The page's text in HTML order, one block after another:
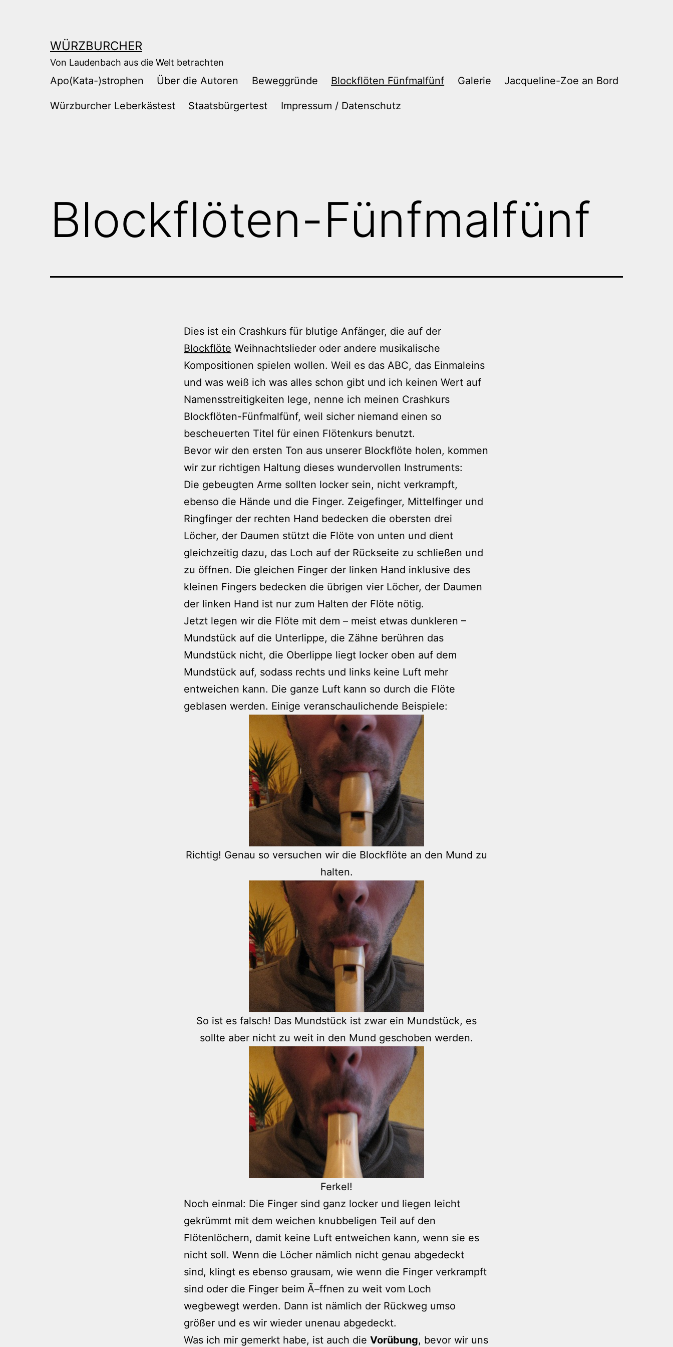
WÜRZBURCHER
Von Laudenbach aus die Welt betrachten
Apo(Kata-)strophen Über die Autoren Beweggründe Blockflöten Fünfmalfünf Galerie Jacqueline-Zoe an Bord
Würzburcher Leberkästest Staatsbürgertest Impressum / Datenschutz
Blockflöten-Fünfmalfünf
Dies ist ein Crashkurs für blutige Anfänger, die auf der
Blockflöte Weihnachtslieder oder andere musikalische
Kompositionen spielen wollen. Weil es das ABC, das Einmaleins
und was weiß ich was alles schon gibt und ich keinen Wert auf
Namensstreitigkeiten lege, nenne ich meinen Crashkurs
Blockflöten-Fünfmalfünf, weil sicher niemand einen so
bescheuerten Titel für einen Flötenkurs benutzt.
Bevor wir den ersten Ton aus unserer Blockflöte holen, kommen
wir zur richtigen Haltung dieses wundervollen Instruments:
Die gebeugten Arme sollten locker sein, nicht verkrampft,
ebenso die Hände und die Finger. Zeigefinger, Mittelfinger und
Ringfinger der rechten Hand bedecken die obersten drei
Löcher, der Daumen stützt die Flöte von unten und dient
gleichzeitig dazu, das Loch auf der Rückseite zu schließen und
zu öffnen. Die gleichen Finger der linken Hand inklusive des
kleinen Fingers bedecken die übrigen vier Löcher, der Daumen
der linken Hand ist nur zum Halten der Flöte nötig.
Jetzt legen wir die Flöte mit dem – meist etwas dunkleren –
Mundstück auf die Unterlippe, die Zähne berühren das
Mundstück nicht, die Oberlippe liegt locker oben auf dem
Mundstück auf, sodass rechts und links keine Luft mehr
entweichen kann. Die ganze Luft kann so durch die Flöte
geblasen werden. Einige veranschaulichende Beispiele:
Richtig! Genau so versuchen wir die Blockflöte an den Mund zu
halten.
So ist es falsch! Das Mundstück ist zwar ein Mundstück, es
sollte aber nicht zu weit in den Mund geschoben werden.
Ferkel!
Noch einmal: Die Finger sind ganz locker und liegen leicht
gekrümmt mit dem weichen knubbeligen Teil auf den
Flötenlöchern, damit keine Luft entweichen kann, wenn sie es
nicht soll. Wenn die Löcher nämlich nicht genau abgedeckt
sind, klingt es ebenso grausam, wie wenn die Finger verkrampft
sind oder die Finger beim Ã–ffnen zu weit vom Loch
wegbewegt werden. Dann ist nämlich der Rückweg umso
größer und es wir wieder unenau abgedeckt.
Was ich mir gemerkt habe, ist auch die Vorübung, bevor wir uns